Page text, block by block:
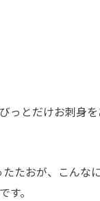
とだけお刺身を
たおが、こんな
。